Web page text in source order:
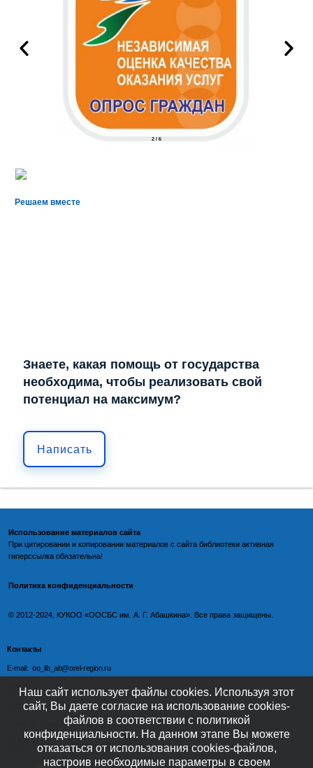
2 / 6
Решаем вместе
Знаете, какая помощь от государства
необходима, чтобы реализовать свой
потенциал на максимум?
Написать
Использование материалов сайта
При цитировании и копировании материалов с сайта библиотеки активная
гиперссылка обязательна!
Политика конфиденциальности
©️ 2012-2024, КУКОО «ООСБС им. А. Г. Абашкина». Все права защищены.
Контакты
E-mail: oo_lib_ab@orel-region.ru
Телефон:
(4862) 77-09-75 (директор),
77-08-54 (главный бухгалтер),
Наш сайт использует файлы cookies. Используя этот
сайт, Вы даете согласие на использование cookies-
файлов в соответствии с политикой
конфиденциальности. На данном этапе Вы можете
отказаться от использования cookies-файлов,
настроив необходимые параметры в своем